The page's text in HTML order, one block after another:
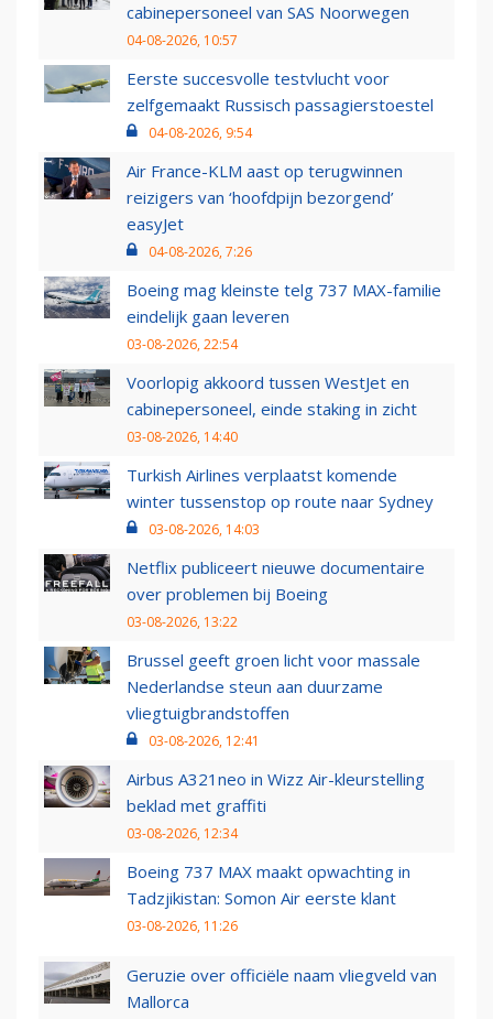
cabinepersoneel van SAS Noorwegen
04-08-2026, 10:57
Eerste succesvolle testvlucht voor
zelfgemaakt Russisch passagierstoestel
04-08-2026, 9:54
Air France-KLM aast op terugwinnen
reizigers van ‘hoofdpijn bezorgend’
easyJet
04-08-2026, 7:26
Boeing mag kleinste telg 737 MAX-familie
eindelijk gaan leveren
03-08-2026, 22:54
Voorlopig akkoord tussen WestJet en
cabinepersoneel, einde staking in zicht
03-08-2026, 14:40
Turkish Airlines verplaatst komende
winter tussenstop op route naar Sydney
03-08-2026, 14:03
Netflix publiceert nieuwe documentaire
over problemen bij Boeing
03-08-2026, 13:22
Brussel geeft groen licht voor massale
Nederlandse steun aan duurzame
vliegtuigbrandstoffen
03-08-2026, 12:41
Airbus A321neo in Wizz Air-kleurstelling
beklad met graffiti
03-08-2026, 12:34
Boeing 737 MAX maakt opwachting in
Tadzjikistan: Somon Air eerste klant
03-08-2026, 11:26
Geruzie over officiële naam vliegveld van
Mallorca